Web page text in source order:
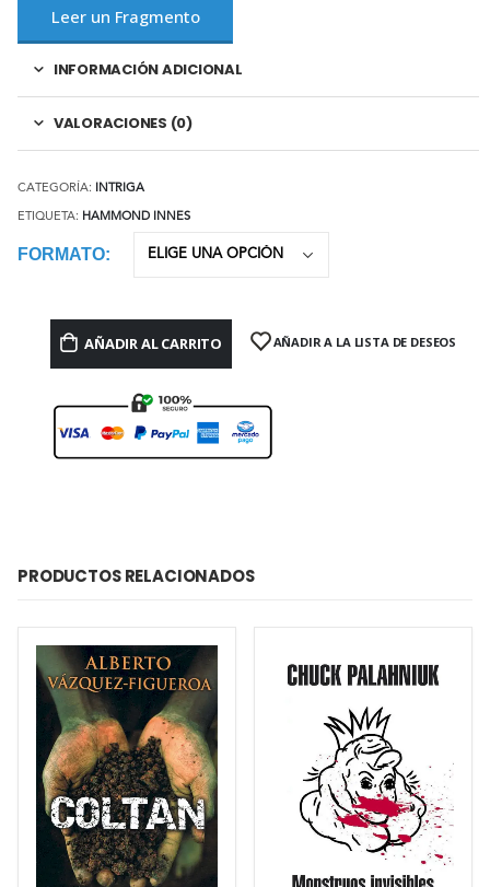
Leer un Fragmento
INFORMACIÓN ADICIONAL
VALORACIONES (0)
CATEGORÍA: INTRIGA
ETIQUETA: HAMMOND INNES
FORMATO
AÑADIR AL CARRITO AÑADIR A LA LISTA DE DESEOS
PRODUCTOS RELACIONADOS